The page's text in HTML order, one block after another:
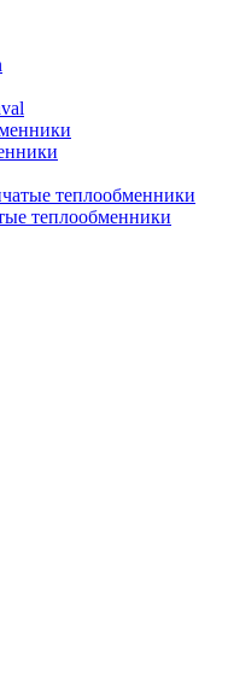
теплообменники
теплообменники